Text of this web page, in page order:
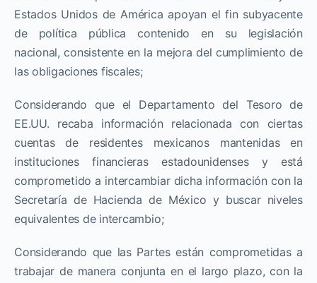
Estados Unidos de América apoyan el fin subyacente
de política pública contenido en su legislación
nacional, consistente en la mejora del cumplimiento de
las obligaciones fiscales;
Considerando que el Departamento del Tesoro de
EE.UU. recaba información relacionada con ciertas
cuentas de residentes mexicanos mantenidas en
instituciones financieras estadounidenses y está
comprometido a intercambiar dicha información con la
Secretaría de Hacienda de México y buscar niveles
equivalentes de intercambio;
Considerando que las Partes están comprometidas a
trabajar de manera conjunta en el largo plazo, con la